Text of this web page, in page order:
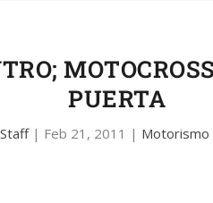
PUERTA
Staff| Feb 21, 2011 | Motorismo